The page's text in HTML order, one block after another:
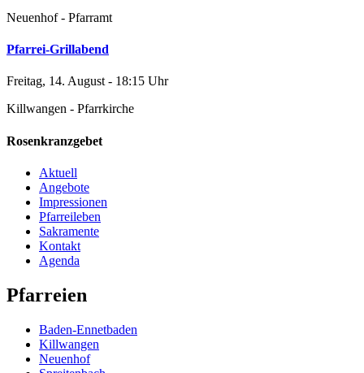
Neuenhof - Pfarramt
Pfarrei-Grillabend
Freitag, 14. August - 18:15 Uhr
Killwangen - Pfarrkirche
Rosenkranzgebet
Aktuell
Angebote
Impressionen
Pfarreileben
Sakramente
Kontakt
Agenda
Pfarreien
Baden-Ennetbaden
Killwangen
Neuenhof